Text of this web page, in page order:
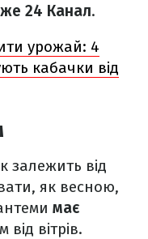
24 Канал.
урожай: 4
кабачки від
залежить від
як весною,
має
вітрів.